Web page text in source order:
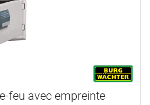
feu avec empreinte